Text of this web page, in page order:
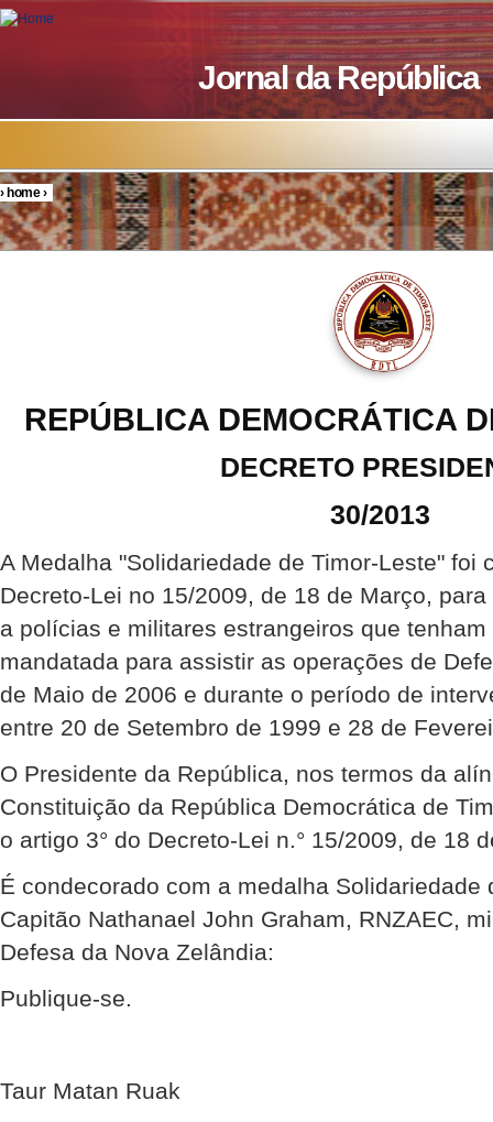
Skip to main content
Jornal da República
You are here
›home›
REPÚBLICA DEMOCRÁTICA
DECRETO
30/2013
A Medalha "Solidariedade de Timor-Leste" foi
Decreto-Lei no 15/2009, de 18 de Março,
a polícias e militares estrangeiros que
mandatada para assistir as operações de
de Maio de 2006 e durante o período de
entre 20 de Setembro de 1999 e 28 de
O Presidente da República, nos termos da
Constituição da República Democrática de
o artigo 3° do Decreto-Lei n.° 15/2009, de 18
É condecorado com a medalha Solidariedade
Capitão Nathanael John Graham, RNZAEC,
Defesa da Nova Zelândia:
Publique-se.
Taur Matan Ruak